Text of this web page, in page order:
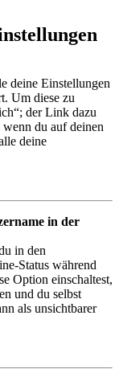
deine Einstellungen
Um diese zu
der Link dazu
du auf deinen
deine
in der
in den
Status während
Option einschaltest,
und du selbst
als unsichtbarer